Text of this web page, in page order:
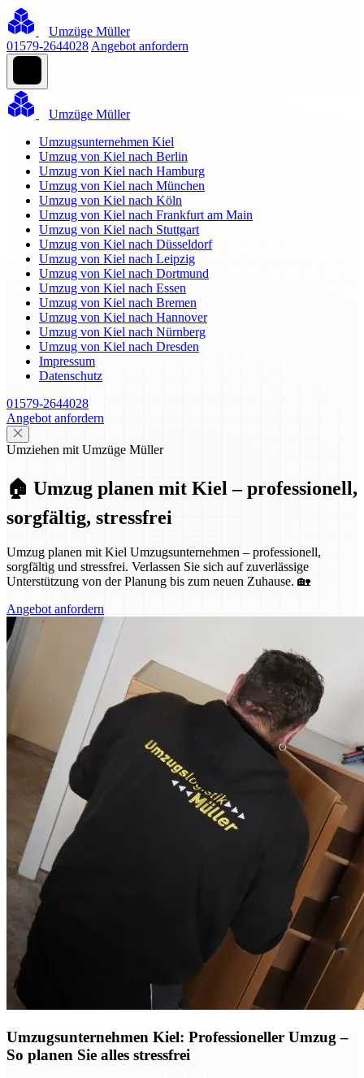
Umzüge Müller
01579-2644028 Angebot anfordern
Umzüge Müller
Umzugsunternehmen Kiel
Umzug von Kiel nach Berlin
Umzug von Kiel nach Hamburg
Umzug von Kiel nach München
Umzug von Kiel nach Köln
Umzug von Kiel nach Frankfurt am Main
Umzug von Kiel nach Stuttgart
Umzug von Kiel nach Düsseldorf
Umzug von Kiel nach Leipzig
Umzug von Kiel nach Dortmund
Umzug von Kiel nach Essen
Umzug von Kiel nach Bremen
Umzug von Kiel nach Hannover
Umzug von Kiel nach Nürnberg
Umzug von Kiel nach Dresden
Impressum
Datenschutz
01579-2644028
Angebot anfordern
Umziehen mit Umzüge Müller
🏠 Umzug planen mit Kiel – professionell,
sorgfältig, stressfrei
Umzug planen mit Kiel Umzugsunternehmen – professionell,
sorgfältig und stressfrei. Verlassen Sie sich auf zuverlässige
Unterstützung von der Planung bis zum neuen Zuhause. 🏡
Angebot anfordern
Umzugsunternehmen Kiel: Professioneller Umzug –
So planen Sie alles stressfrei